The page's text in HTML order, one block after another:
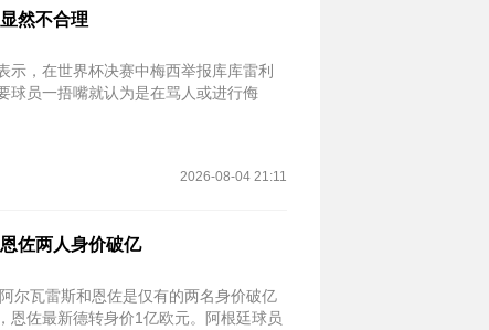
然不合理
，在世界杯决赛中梅西举报库库雷利
球员一捂嘴就认为是在骂人或进行侮
2026-08-04 21:11
佐两人身价破亿
尔瓦雷斯和恩佐是仅有的两名身价破亿
恩佐最新德转身价1亿欧元。阿根廷球员